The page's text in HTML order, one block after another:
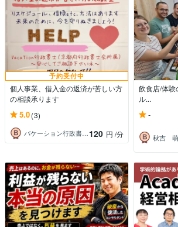
予約受付中
個人事業、借入金の返済が苦しい方
の相談承ります
5.0(3)
バケーション行政書士事務所 120 円 /分
飲食店/体
ル...
-